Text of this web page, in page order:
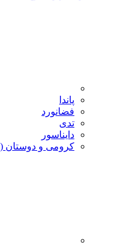
پاندا
فضانورد
تدی
دایناسور
کرومی و دوستان